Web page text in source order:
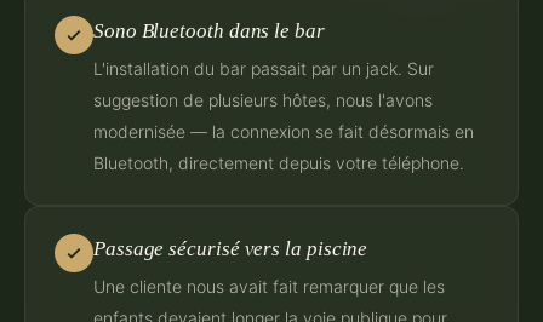
Sono Bluetooth dans le bar
L'installation du bar passait par un jack. Sur
suggestion de plusieurs hôtes, nous l'avons
modernisée — la connexion se fait désormais en
Bluetooth, directement depuis votre téléphone.
Passage sécurisé vers la piscine
Une cliente nous avait fait remarquer que les